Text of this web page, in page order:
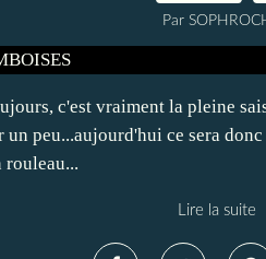
Par
c'est vraiment la pleine
peu...aujourd'hui ce sera
rouleau...
Lire la suite